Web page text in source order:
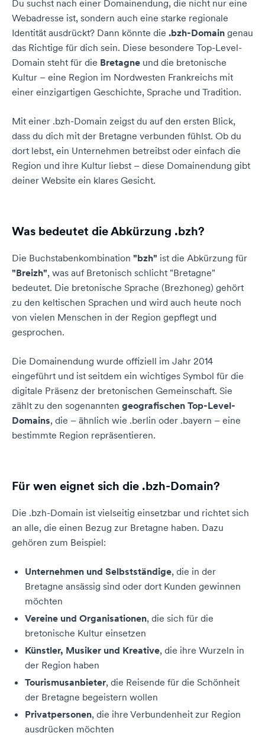
Du suchst nach einer Domainendung, die nicht nur eine
Webadresse ist, sondern auch eine starke regionale
Identität ausdrückt? Dann könnte die .bzh-Domain genau
das Richtige für dich sein. Diese besondere Top-Level-
Domain steht für die Bretagne und die bretonische
Kultur – eine Region im Nordwesten Frankreichs mit
einer einzigartigen Geschichte, Sprache und Tradition.
Mit einer .bzh-Domain zeigst du auf den ersten Blick,
dass du dich mit der Bretagne verbunden fühlst. Ob du
dort lebst, ein Unternehmen betreibst oder einfach die
Region und ihre Kultur liebst – diese Domainendung gibt
deiner Website ein klares Gesicht.
Was bedeutet die Abkürzung .bzh?
Die Buchstabenkombination "bzh" ist die Abkürzung für
"Breizh", was auf Bretonisch schlicht "Bretagne"
bedeutet. Die bretonische Sprache (Brezhoneg) gehört
zu den keltischen Sprachen und wird auch heute noch
von vielen Menschen in der Region gepflegt und
gesprochen.
Die Domainendung wurde offiziell im Jahr 2014
eingeführt und ist seitdem ein wichtiges Symbol für die
digitale Präsenz der bretonischen Gemeinschaft. Sie
zählt zu den sogenannten geografischen Top-Level-
Domains, die – ähnlich wie .berlin oder .bayern – eine
bestimmte Region repräsentieren.
Für wen eignet sich die .bzh-Domain?
Die .bzh-Domain ist vielseitig einsetzbar und richtet sich
an alle, die einen Bezug zur Bretagne haben. Dazu
gehören zum Beispiel:
Unternehmen und Selbstständige, die in der
Bretagne ansässig sind oder dort Kunden gewinnen
möchten
Vereine und Organisationen, die sich für die
bretonische Kultur einsetzen
Künstler, Musiker und Kreative, die ihre Wurzeln in
der Region haben
Tourismusanbieter, die Reisende für die Schönheit
der Bretagne begeistern wollen
Privatpersonen, die ihre Verbundenheit zur Region
ausdrücken möchten